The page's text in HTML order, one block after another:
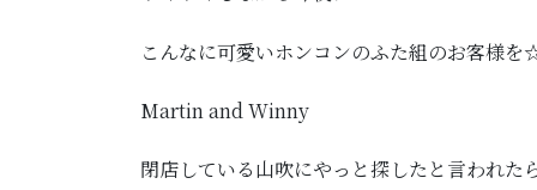
こんなに可愛いホンコンのふた組のお客様を
Martin and Winny
閉店している山吹にやっと探したと言われ